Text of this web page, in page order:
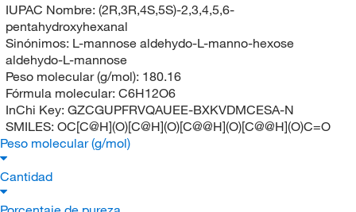
IUPAC Nombre: (2R,3R,4S,5S)-2,3,4,5,6-
pentahydroxyhexanal
Sinónimos: L-mannose aldehydo-L-manno-hexose
aldehydo-L-mannose
Peso molecular (g/mol): 180.16
Fórmula molecular: C6H12O6
InChi Key: GZCGUPFRVQAUEE-BXKVDMCESA-N
SMILES: OC[C@H](O)[C@H](O)[C@@H](O)[C@@H](O)C=O
Peso molecular (g/mol)
Cantidad